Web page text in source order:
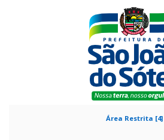
Área Restrita [4]